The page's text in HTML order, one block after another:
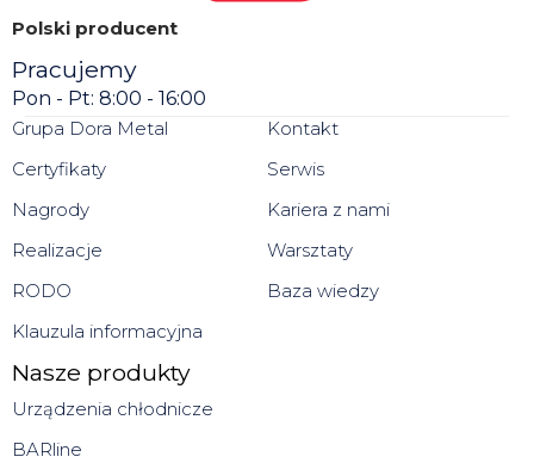
Polski producent
Pracujemy
Pon - Pt: 8:00 - 16:00
Grupa Dora Metal
Certyfikaty
Nagrody
Realizacje
RODO
Klauzula informacyjna
Kontakt
Serwis
Kariera z nami
Warsztaty
Baza wiedzy
Nasze produkty
Urządzenia chłodnicze
BARline